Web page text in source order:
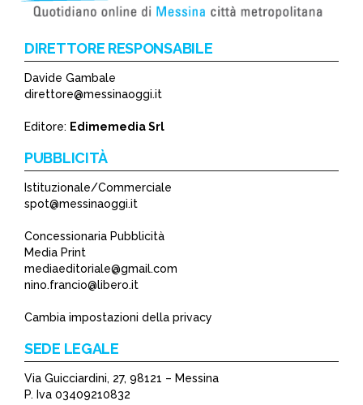
*
DIRETTORE RESPONSABILE
Davide Gambale
direttore@messinaoggi.it
Editore: Edimemedia Srl
PUBBLICITÀ
Istituzionale/Commerciale
spot@messinaoggi.it
Concessionaria Pubblicità
Media Print
mediaeditoriale@gmail.com
nino.francio@libero.it
Cambia impostazioni della privacy
SEDE LEGALE
Via Guicciardini, 27, 98121 – Messina
P. Iva 03409210832